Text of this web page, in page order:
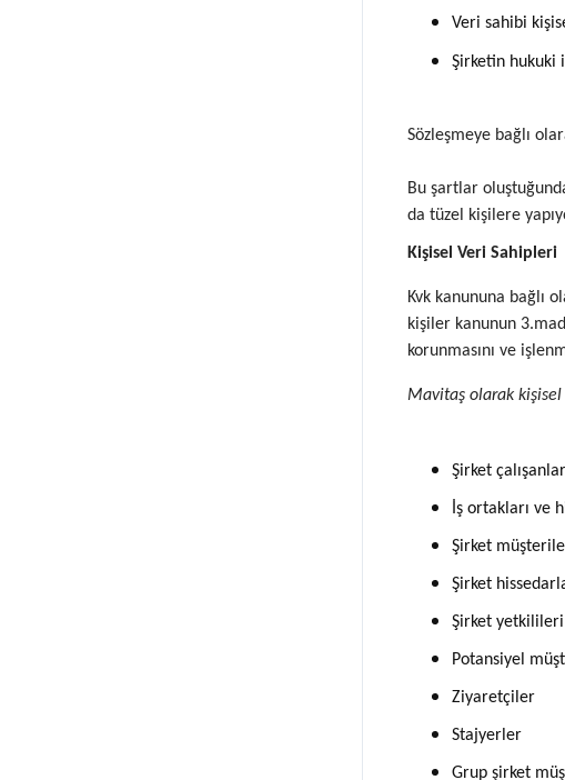
Veri sahibi
Şirketin hukuki
Sözleşmeye bağlı
Bu şartlar
da tüzel kişilere
Kişisel Veri Sahipleri
Kvk kanununa bağlı
kişiler kanunun
korunmasını ve
Mavitaş olarak kişisel
Şirket
İş ortakları ve
Şirket
Şirket
Şirket yetkilileri
Potansiyel
Ziyaretçiler
Stajyerler
Grup şirket